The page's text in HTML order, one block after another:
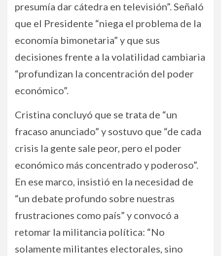
presumía dar cátedra en televisión”. Señaló
que el Presidente “niega el problema de la
economía bimonetaria” y que sus
decisiones frente a la volatilidad cambiaria
“profundizan la concentración del poder
económico”.
Cristina concluyó que se trata de “un
fracaso anunciado” y sostuvo que “de cada
crisis la gente sale peor, pero el poder
económico más concentrado y poderoso”.
En ese marco, insistió en la necesidad de
“un debate profundo sobre nuestras
frustraciones como país” y convocó a
retomar la militancia política: “No
solamente militantes electorales, sino